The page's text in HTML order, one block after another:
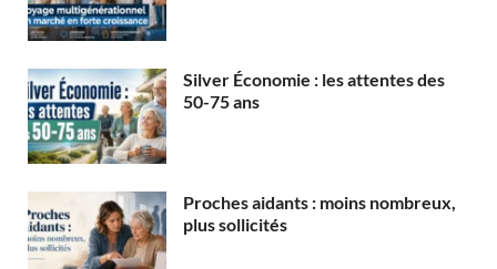
Silver Économie : les attentes des
50-75 ans
Proches aidants : moins nombreux,
plus sollicités